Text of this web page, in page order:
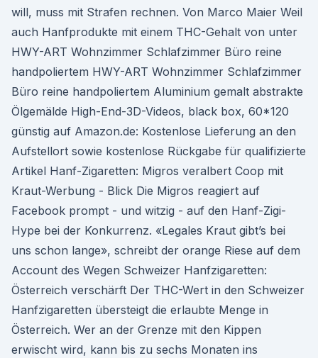
will, muss mit Strafen rechnen. Von Marco Maier Weil
auch Hanfprodukte mit einem THC-Gehalt von unter
HWY-ART Wohnzimmer Schlafzimmer Büro reine
handpoliertem HWY-ART Wohnzimmer Schlafzimmer
Büro reine handpoliertem Aluminium gemalt abstrakte
Ölgemälde High-End-3D-Videos, black box, 60*120
günstig auf Amazon.de: Kostenlose Lieferung an den
Aufstellort sowie kostenlose Rückgabe für qualifizierte
Artikel Hanf-Zigaretten: Migros veralbert Coop mit
Kraut-Werbung - Blick Die Migros reagiert auf
Facebook prompt - und witzig - auf den Hanf-Zigi-
Hype bei der Konkurrenz. «Legales Kraut gibt’s bei
uns schon lange», schreibt der orange Riese auf dem
Account des Wegen Schweizer Hanfzigaretten:
Österreich verschärft Der THC-Wert in den Schweizer
Hanfzigaretten übersteigt die erlaubte Menge in
Österreich. Wer an der Grenze mit den Kippen
erwischt wird, kann bis zu sechs Monaten ins